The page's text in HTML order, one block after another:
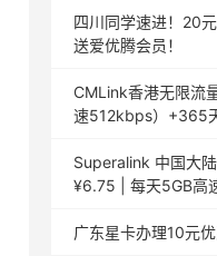
四川同学速进！20
送爱优腾会员！
CMLink香港无限流
速512kbps）+365
Superalink 中国大
¥6.75 | 每天5GB高
广东星卡办理10元